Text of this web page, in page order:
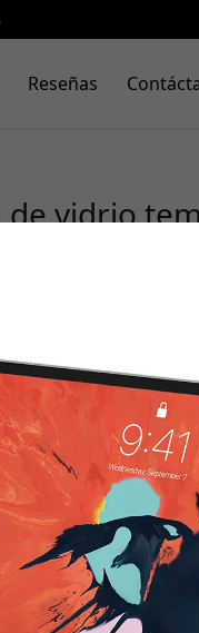
Reseñas
vidrio
Max de
y
en la caja para